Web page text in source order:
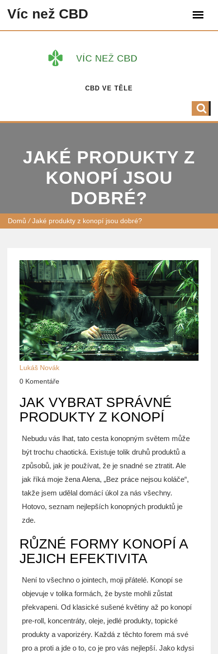
Víc než CBD
CBD VE TĚLE
JAKÉ PRODUKTY Z
KONOPÍ JSOU
DOBRÉ?
Domů /Jaké produkty z konopí jsou dobré?
Lukáš Novák
0 Komentáře
JAK VYBRAT SPRÁVNÉ
PRODUKTY Z KONOPÍ
Nebudu vás lhat, tato cesta konopným světem může
být trochu chaotická. Existuje tolik druhů produktů a
způsobů, jak je používat, že je snadné se ztratit. Ale
jak říká moje žena Alena, „Bez práce nejsou koláče“,
takže jsem udělal domácí úkol za nás všechny.
Hotovo, seznam nejlepších konopných produktů je
zde.
RŮZNÉ FORMY KONOPÍ A
JEJICH EFEKTIVITA
Není to všechno o jointech, moji přátelé. Konopí se
objevuje v tolika formách, že byste mohli zůstat
překvapeni. Od klasické sušené květiny až po konopí
pre-roll, koncentráty, oleje, jedlé produkty, topické
produkty a vaporizéry. Každá z těchto forem má své
pro a proti a jde o to, co je pro vás nejlepší. Jako kdysi